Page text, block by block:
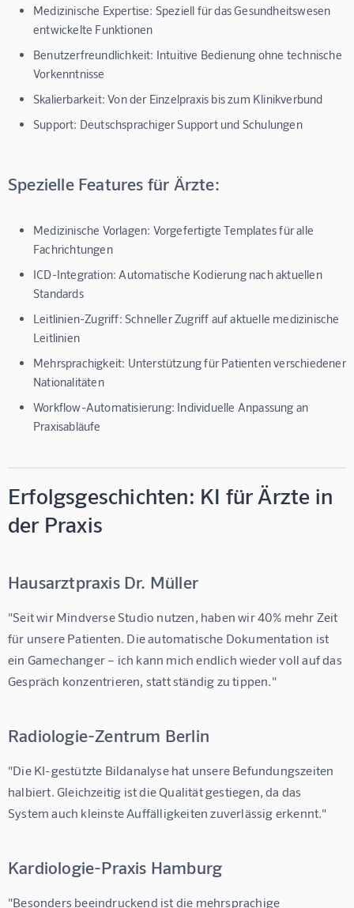
Medizinische Expertise: Speziell für das Gesundheitswesen
entwickelte Funktionen
Benutzerfreundlichkeit: Intuitive Bedienung ohne technische
Vorkenntnisse
Skalierbarkeit: Von der Einzelpraxis bis zum Klinikverbund
Support: Deutschsprachiger Support und Schulungen
Spezielle Features für Ärzte:
Medizinische Vorlagen: Vorgefertigte Templates für alle
Fachrichtungen
ICD-Integration: Automatische Kodierung nach aktuellen
Standards
Leitlinien-Zugriff: Schneller Zugriff auf aktuelle medizinische
Leitlinien
Mehrsprachigkeit: Unterstützung für Patienten verschiedener
Nationalitäten
Workflow-Automatisierung: Individuelle Anpassung an
Praxisabläufe
Erfolgsgeschichten: KI für Ärzte in
der Praxis
Hausarztpraxis Dr. Müller
"Seit wir Mindverse Studio nutzen, haben wir 40% mehr Zeit
für unsere Patienten. Die automatische Dokumentation ist
ein Gamechanger – ich kann mich endlich wieder voll auf das
Gespräch konzentrieren, statt ständig zu tippen."
Radiologie-Zentrum Berlin
"Die KI-gestützte Bildanalyse hat unsere Befundungszeiten
halbiert. Gleichzeitig ist die Qualität gestiegen, da das
System auch kleinste Auffälligkeiten zuverlässig erkennt."
Kardiologie-Praxis Hamburg
"Besonders beeindruckend ist die mehrsprachige